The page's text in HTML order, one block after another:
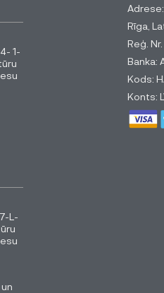
1-
L-
Rīga,
Reģ.
Banka:
Kods:
Konts: